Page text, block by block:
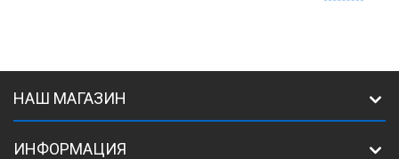
НАШ МАГАЗИН
ИНФОРМАЦИЯ